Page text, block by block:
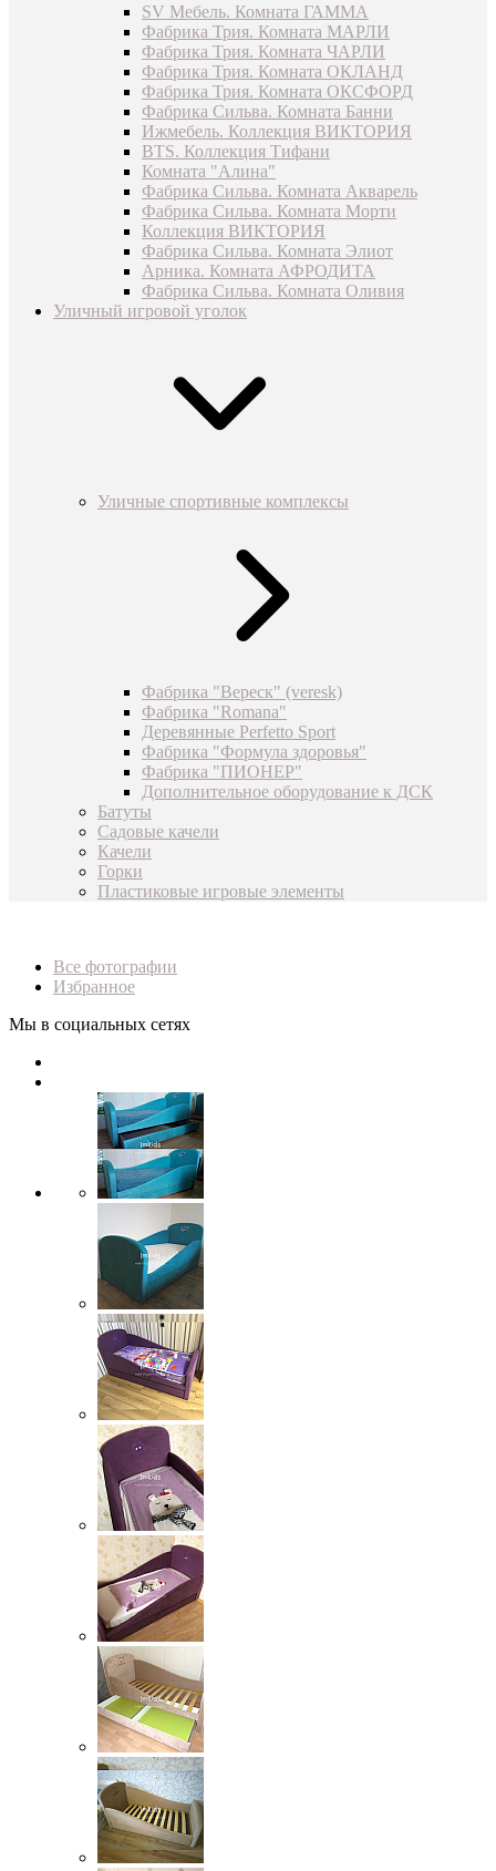
SV Мебель. Комната ГАММА
Фабрика Трия. Комната МАРЛИ
Фабрика Трия. Комната ЧАРЛИ
Фабрика Трия. Комната ОКЛАНД
Фабрика Трия. Комната ОКСФОРД
Фабрика Сильва. Комната Банни
Ижмебель. Коллекция ВИКТОРИЯ
BTS. Коллекция Тифани
Комната "Алина"
Фабрика Сильва. Комната Акварель
Фабрика Сильва. Комната Морти
Коллекция ВИКТОРИЯ
Фабрика Сильва. Комната Элиот
Арника. Комната АФРОДИТА
Фабрика Сильва. Комната Оливия
Уличный игровой уголок
Уличные спортивные комплексы
Фабрика "Вереск" (veresk)
Фабрика "Romana"
Деревянные Perfetto Sport
Фабрика "Формула здоровья"
Фабрика "ПИОНЕР"
Дополнительное оборудование к ДСК
Батуты
Садовые качели
Качели
Горки
Пластиковые игровые элементы
Все фотографии
Избранное
Мы в социальных сетях